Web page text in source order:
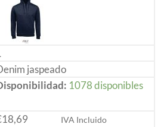
jaspeado
1078 disponibles
18,69 IVA Incluido